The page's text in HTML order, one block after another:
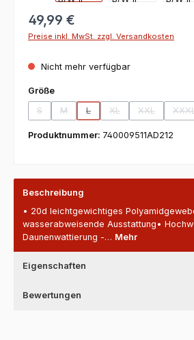
49,99 €
Preise inkl. MwSt. zzgl. Versandkosten
Nicht mehr verfügbar
Größeauswählen
S
(Diese Option ist zurzeit nicht verfügbar.)
M
(Diese Option ist zurzeit nicht
L
(Diese Option ist zurzeit
XL
(Diese Option ist
XXL
(Diese
Produktnummer: 740009511AD212
Beschreibung
• 20d leichtgewichtiges
wasserabweisende Ausstattung•
Daunenwattierung -… Mehr
Eigenschaften
Bewertungen